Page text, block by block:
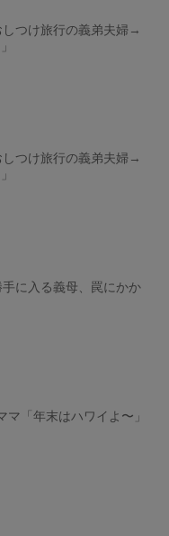
しつけ旅行の義弟夫婦→
しつけ旅行の義弟夫婦→
手に入る義母、罠にかか
マ「年末はハワイよ〜」